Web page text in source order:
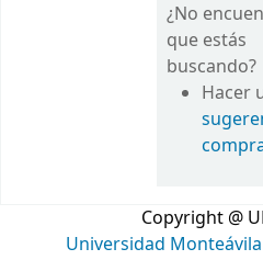
¿No
que estás
buscando?
Hacer
Copyright @
Universidad Monteávila